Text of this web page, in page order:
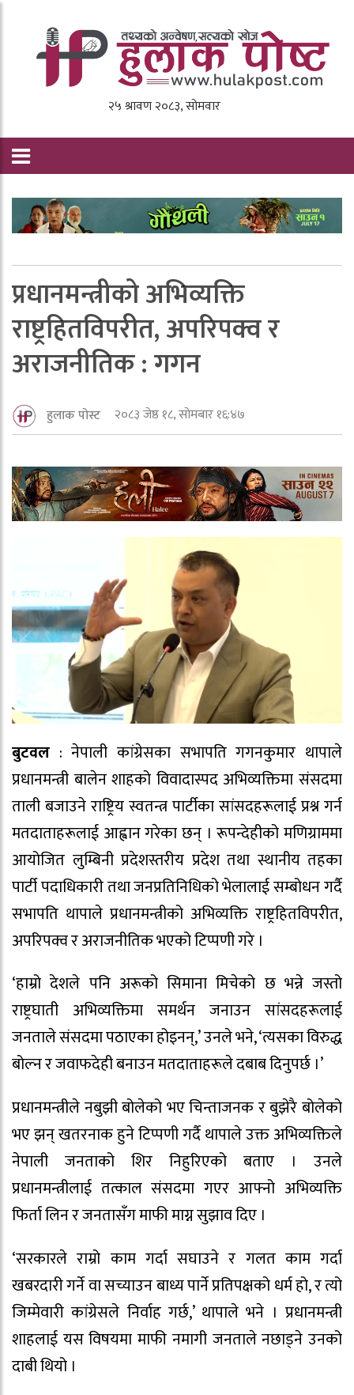
प्रधानमन्त्रीको अभिव्यक्ति
राष्ट्रहितविपरीत, अपरिपक्व र
अराजनीतिक : गगन
हुलाक पोस्ट २०८३ जेष्ठ १८, सोमबार १६:४७
बुटवल : नेपाली कांग्रेसका सभापति गगनकुमार थापाले
प्रधानमन्त्री बालेन शाहको विवादास्पद अभिव्यक्तिमा संसदमा
ताली बजाउने राष्ट्रिय स्वतन्त्र पार्टीका सांसदहरूलाई प्रश्न गर्न
मतदाताहरूलाई आह्वान गरेका छन् । रूपन्देहीको मणिग्राममा
आयोजित लुम्बिनी प्रदेशस्तरीय प्रदेश तथा स्थानीय तहका
पार्टी पदाधिकारी तथा जनप्रतिनिधिको भेलालाई सम्बोधन गर्दै
सभापति थापाले प्रधानमन्त्रीको अभिव्यक्ति राष्ट्रहितविपरीत,
अपरिपक्व र अराजनीतिक भएको टिप्पणी गरे ।
‘हाम्रो देशले पनि अरूको सिमाना मिचेको छ भन्ने जस्तो
राष्ट्रघाती अभिव्यक्तिमा समर्थन जनाउन सांसदहरूलाई
जनताले संसदमा पठाएका होइनन्,’ उनले भने, ‘त्यसका विरुद्ध
बोल्न र जवाफदेही बनाउन मतदाताहरूले दबाब दिनुपर्छ ।’
प्रधानमन्त्रीले नबुझी बोलेको भए चिन्ताजनक र बुझेरै बोलेको
भए झन् खतरनाक हुने टिप्पणी गर्दै थापाले उक्त अभिव्यक्तिले
नेपाली जनताको शिर निहुरिएको बताए । उनले
प्रधानमन्त्रीलाई तत्काल संसदमा गएर आफ्नो अभिव्यक्ति
फिर्ता लिन र जनतासँग माफी माग्न सुझाव दिए ।
‘सरकारले राम्रो काम गर्दा सघाउने र गलत काम गर्दा
खबरदारी गर्ने वा सच्याउन बाध्य पार्ने प्रतिपक्षको धर्म हो, र त्यो
जिम्मेवारी कांग्रेसले निर्वाह गर्छ,’ थापाले भने । प्रधानमन्त्री
शाहलाई यस विषयमा माफी नमागी जनताले नछाड्ने उनको
दाबी थियो ।